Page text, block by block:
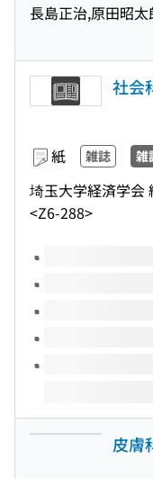
長島正治,原田昭
社会
紙 雑誌 雑
埼玉大学経済学会
<Z6-288>
このタイトルの巻号
皮膚